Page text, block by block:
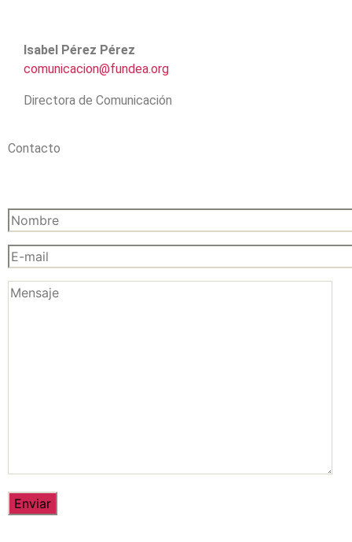
Isabel Pérez Pérez
comunicacion@fundea.org
Directora de Comunicación
Contacto